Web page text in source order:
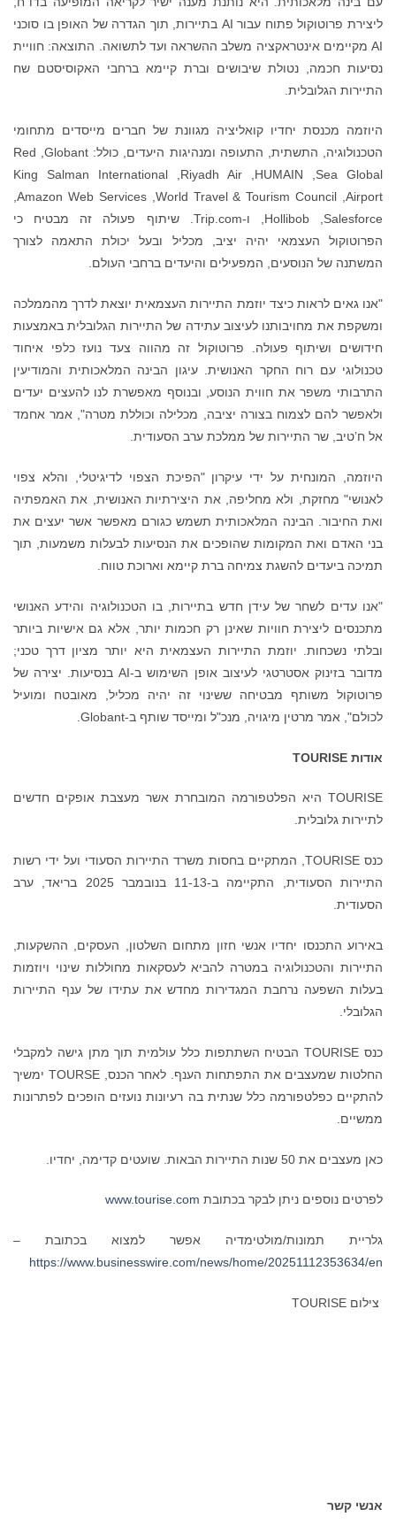
ליצירת פרוטוקול פתוח עבור AI בתיירות, תוך הגדרה של האופן בו סוכני
AI מקיימים אינטראקציה משלב ההשראה ועד לתשואה. התוצאה: חוויית
נסיעות חכמה, נטולת שיבושים וברת קיימא ברחבי האקוסיסטם שח
התיירות הגלובלית.
היוזמה מכנסת יחדיו קואליציה מגוונת של חברים מייסדים מתחומי
הטכנולוגיה, התשתית, התעופה ומנהיגות היעדים, כולל: Globant, ‏Red
Sea Global, ‏HUMAIN, ‏Riyadh Air, ‏King Salman International
Airport, ‏World Travel & Tourism Council, ‏Amazon Web Services,
‏Salesforce, ‏Hollibob, ו-Trip.com. שיתוף פעולה זה מבטיח כי
הפרוטוקול העצמאי יהיה יציב, מכליל ובעל יכולת התאמה לצורך
המשתנה של הנוסעים, המפעילים והיעדים ברחבי העולם.
"אנו גאים לראות כיצד יוזמת התיירות העצמאית יוצאת לדרך מהממלכה
ומשקפת את מחויבותנו לעיצוב עתידה של התיירות הגלובלית באמצעות
חידושים ושיתוף פעולה. פרוטוקול זה מהווה צעד נועז כלפי איחוד
טכנולוגי עם רוח החקר האנושית. עיגון הבינה המלאכותית והמודיעין
התרבותי משפר את חווית הנוסע, ובנוסף מאפשרת לנו להעצים יעדים
ולאפשר להם לצמוח בצורה יציבה, מכלילה וכוללת מטרה", אמר אחמד
אל ח’טיב, שר התיירות של ממלכת ערב הסעודית.
היוזמה, המונחית על ידי עיקרון "הפיכת הצפוי לדיגיטלי, והלא צפוי
לאנושי" מחזקת, ולא מחליפה, את היצירתיות האנושית, את האמפתיה
ואת החיבור. הבינה המלאכותית תשמש כגורם מאפשר אשר יעצים את
בני האדם ואת המקומות שהופכים את הנסיעות לבעלות משמעות, תוך
תמיכה ביעדים להשגת צמיחה ברת קיימא וארוכת טווח.
"אנו עדים לשחר של עידן חדש בתיירות, בו הטכנולוגיה והידע האנושי
מתכנסים ליצירת חוויות שאינן רק חכמות יותר, אלא גם אישיות ביותר
ובלתי נשכחות. יוזמת התיירות העצמאית היא יותר מציון דרך טכני;
מדובר בזינוק אסטרטגי לעיצוב אופן השימוש ב-AI בנסיעות. יצירה של
פרוטוקול משותף מבטיחה ששינוי זה יהיה מכליל, מאובטח ומועיל
לכולם", אמר מרטין מיגויה, מנכ"ל ומייסד שותף ב-Globant.
אודות TOURISE
TOURISE היא הפלטפורמה המובחרת אשר מעצבת אופקים חדשים
לתיירות גלובלית.
כנס TOURISE, המתקיים בחסות משרד התיירות הסעודי ועל ידי רשות
התיירות הסעודית, התקיימה ב-11-13 בנובמבר 2025 בריאד, ערב
הסעודית.
באירוע התכנסו יחדיו אנשי חזון מתחום השלטון, העסקים, ההשקעות,
התיירות והטכנולוגיה במטרה להביא לעסקאות מחוללות שינוי ויוזמות
בעלות השפעה נרחבת המגדירות מחדש את עתידו של ענף התיירות
הגלובלי.
כנס TOURISE הבטיח השתתפות כלל עולמית תוך מתן גישה למקבלי
החלטות שמעצבים את התפתחות הענף. לאחר הכנס, TOURSE ימשיך
להתקיים כפלטפורמה כלל שנתית בה רעיונות נועזים הופכים לפתרונות
ממשיים.
כאן מעצבים את 50 שנות התיירות הבאות. שועטים קדימה, יחדיו.
לפרטים נוספים ניתן לבקר בכתובת www.tourise.com
גלריית תמונות/מולטימדיה אפשר למצוא בכתובת –
https://www.businesswire.com/news/home/20251112353634/en
צילום TOURISE
אנשי קשר